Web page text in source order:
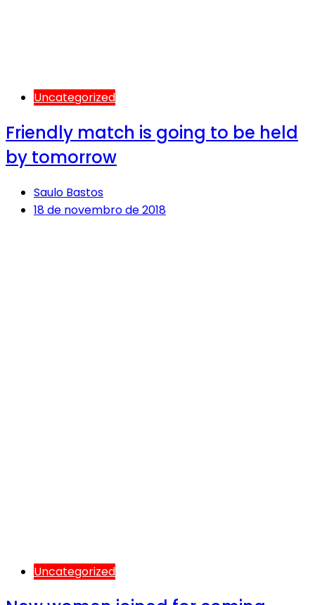
Uncategorized
Friendly match is going to be held
by tomorrow
Saulo Bastos
18 de novembro de 2018
Uncategorized